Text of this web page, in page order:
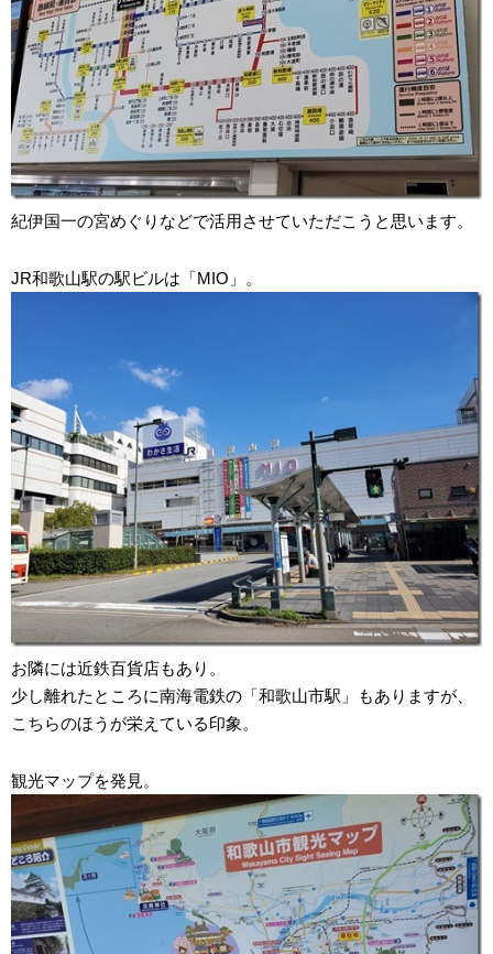
紀伊国一の宮めぐりなどで活用させていただこうと思います。
JR和歌山駅の駅ビルは「MIO」。
お隣には近鉄百貨店もあり。
少し離れたところに南海電鉄の「和歌山市駅」もありますが、
こちらのほうが栄えている印象。
観光マップを発見。